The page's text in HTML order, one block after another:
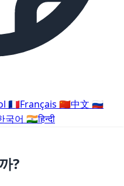
🇫🇷Français 🇨🇳中文 🇷🇺
국어 🇮🇳हिन्दी
?